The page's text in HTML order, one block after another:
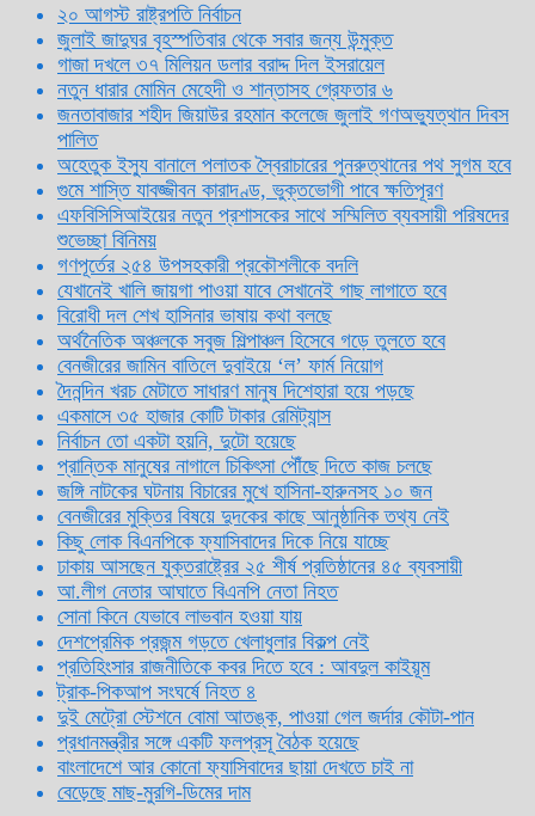
২০ আগস্ট রাষ্ট্রপতি নির্বাচন
জুলাই জাদুঘর বৃহস্পতিবার থেকে সবার জন্য উন্মুক্ত
গাজা দখলে ৩৭ মিলিয়ন ডলার বরাদ্দ দিল ইসরায়েল
নতুন ধারার মোমিন মেহেদী ও শান্তাসহ গ্রেফতার ৬
জনতাবাজার শহীদ জিয়াউর রহমান কলেজে জুলাই গণঅভ্যুত্থান দিবস
পালিত
অহেতুক ইস্যু বানালে পলাতক স্বৈরাচারের পুনরুত্থানের পথ সুগম হবে
গুমে শাস্তি যাবজ্জীবন কারাদণ্ড, ভুক্তভোগী পাবে ক্ষতিপূরণ
এফবিসিসিআইয়ের নতুন প্রশাসকের সাথে সম্মিলিত ব্যবসায়ী পরিষদের
শুভেচ্ছা বিনিময়
গণপূর্তের ২৫৪ উপসহকারী প্রকৌশলীকে বদলি
যেখানেই খালি জায়গা পাওয়া যাবে সেখানেই গাছ লাগাতে হবে
বিরোধী দল শেখ হাসিনার ভাষায় কথা বলছে
অর্থনৈতিক অঞ্চলকে সবুজ শিল্পাঞ্চল হিসেবে গড়ে তুলতে হবে
বেনজীরের জামিন বাতিলে দুবাইয়ে ‌‘ল’ ফার্ম নিয়োগ
দৈনন্দিন খরচ মেটাতে সাধারণ মানুষ দিশেহারা হয়ে পড়ছে
একমাসে ৩৫ হাজার কোটি টাকার রেমিট্যান্স
নির্বাচন তো একটা হয়নি, দুটো হয়েছে
প্রান্তিক মানুষের নাগালে চিকিৎসা পৌঁছে দিতে কাজ চলছে
জঙ্গি নাটকের ঘটনায় বিচারের মুখে হাসিনা-হারুনসহ ১০ জন
বেনজীরের মুক্তির বিষয়ে দুদকের কাছে আনুষ্ঠানিক তথ্য নেই
কিছু লোক বিএনপিকে ফ্যাসিবাদের দিকে নিয়ে যাচ্ছে
ঢাকায় আসছেন যুক্তরাষ্ট্রের ২৫ শীর্ষ প্রতিষ্ঠানের ৪৫ ব্যবসায়ী
আ.লীগ নেতার আঘাতে বিএনপি নেতা নিহত
সোনা কিনে যেভাবে লাভবান হওয়া যায়
দেশপ্রেমিক প্রজন্ম গড়তে খেলাধুলার বিকল্প নেই
প্রতিহিংসার রাজনীতিকে কবর দিতে হবে : আবদুল কাইয়ূম
ট্রাক-পিকআপ সংঘর্ষে নিহত ৪
দুই মেট্রো স্টেশনে বোমা আতঙ্ক, পাওয়া গেল জর্দার কৌটা-পান
প্রধানমন্ত্রীর সঙ্গে একটি ফলপ্রসূ বৈঠক হয়েছে
বাংলাদেশে আর কোনো ফ্যাসিবাদের ছায়া দেখতে চাই না
বেড়েছে মাছ-মুরগি-ডিমের দাম